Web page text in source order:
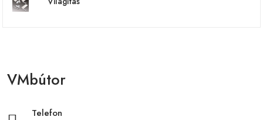
VMbútor
Telefon